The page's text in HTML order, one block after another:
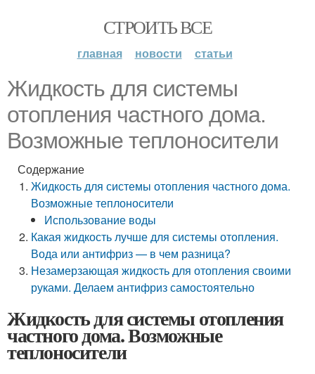
СТРОИТЬ ВСЕ
главная новости статьи
Жидкость для системы
отопления частного дома.
Возможные теплоносители
Содержание
Жидкость для системы отопления частного дома.
Возможные теплоносители
Использование воды
Какая жидкость лучше для системы отопления.
Вода или антифриз — в чем разница?
Незамерзающая жидкость для отопления своими
руками. Делаем антифриз самостоятельно
Жидкость для системы отопления
частного дома. Возможные
теплоносители